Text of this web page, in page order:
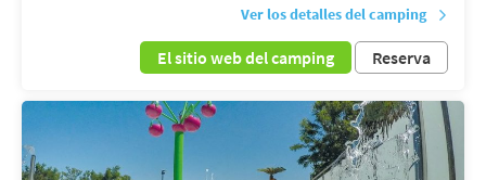
Ver los detalles del camping
El sitio web del camping Reserva